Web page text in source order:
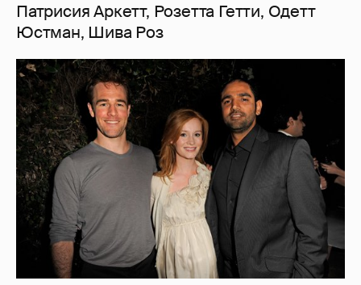
Патрисия Аркетт, Розетта Гетти, Одетт
Юстман, Шива Роз